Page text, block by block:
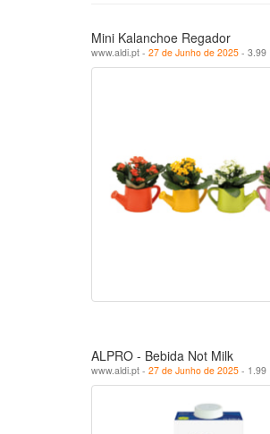
Mini Kalanchoe Regador
www.aldi.pt - 27 de Junho de 2025 - 3.99
ALPRO - Bebida Not Milk
www.aldi.pt - 27 de Junho de 2025 - 1.99